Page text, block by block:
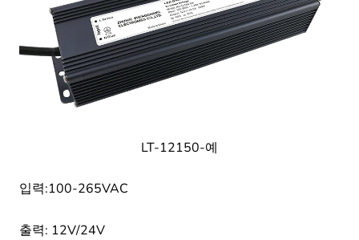
LT-12150-예
입력:100-265VAC
출력: 12V/24V